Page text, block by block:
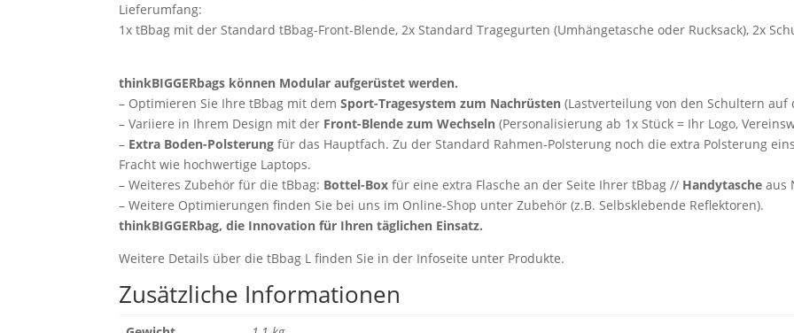
Lieferumfang:
1x tBbag mit der Standard tBbag-Front-Blende, 2x Standard Tragegurten (Umhängetasche oder Rucksack), 2x
thinkBIGGERbags können Modular aufgerüstet werden.
– Optimieren Sie Ihre tBbag mit demSport-Tragesystem zum Nachrüsten (Lastverteilung von den Schultern auf
– Variiere in Ihrem Design mit der Front-Blende zum Wechseln(Personalisierung ab 1x Stück = Ihr Logo,
– Extra Boden-Polsterung für das Hauptfach. Zu der Standard Rahmen-Polsterung noch die extra Polsterung
Fracht wie hochwertige Laptops.
– Weiteres Zubehör für die tBbag: Bottel-Box für eine extra Flasche an der Seite Ihrer tBbag // Handytascheaus
– Weitere Optimierungen finden Sie bei uns im Online-Shop unter Zubehör (z.B. Selbsklebende Reflektoren).
thinkBIGGERbag, die Innovation für Ihren täglichen Einsatz.
Weitere Details über die tBbag L finden Sie in der Infoseite unter Produkte.
Zusätzliche Informationen